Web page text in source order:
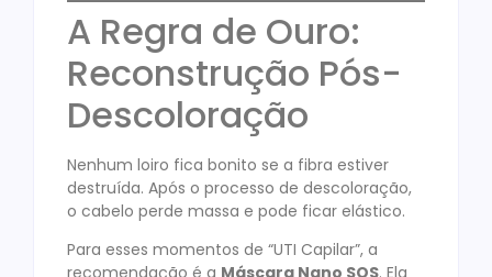
A Regra de Ouro:
Reconstrução Pós-
Descoloração
Nenhum loiro fica bonito se a fibra estiver
destruída. Após o processo de descoloração,
o cabelo perde massa e pode ficar elástico.
Para esses momentos de “UTI Capilar”, a